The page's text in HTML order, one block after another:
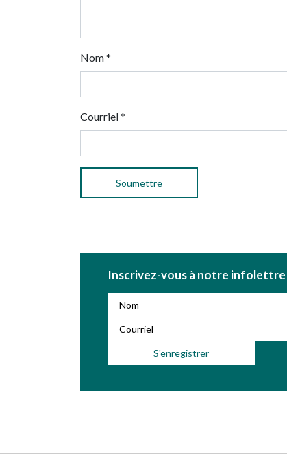
Nom*
Courriel*
Inscrivez-vous à notre infolettre